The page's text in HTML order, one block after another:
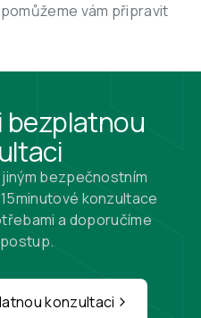
vám připravit
bezplatnou
bezpečnostním
konzultace
a doporučíme
konzultaci